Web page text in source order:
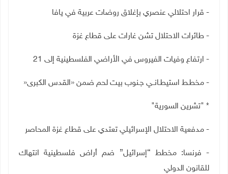
- قرار احتلالي عنصري بإغلاق روضات عربية في يافا
- طائرات الاحتلال تشن غارات على قطاع غزة
- ارتفاع وفيات الفيروس في الأراضي الفلسطينية إلى 21
- مخطـط استيطـانــي جـنوب بيت لحم ضمن «القدس الكبرى»
* "تشرين السورية"
- مدفعية الاحتلال الإسرائيلي تعتدي على قطاع غزة المحاصر
- فرنسا: مخطط “إسرائيل” ضم أراض فلسطينية انتهاك
للقانون الدولي